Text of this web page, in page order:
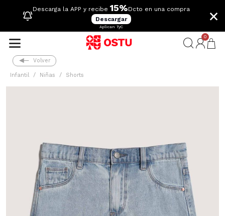
Descarga la APP y recibe 15%Dcto en una compra
Descargar
Aplican TyC
×
0
Volver
Infantil Niñas Shorts